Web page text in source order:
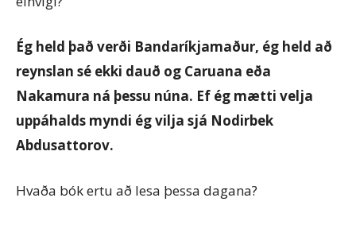
Ég held það verði Bandaríkjamaður, ég held að
reynslan sé ekki dauð og Caruana eða
Nakamura ná þessu núna. Ef ég mætti velja
uppáhalds myndi ég vilja sjá Nodirbek
Abdusattorov.
Hvaða bók ertu að lesa þessa dagana?